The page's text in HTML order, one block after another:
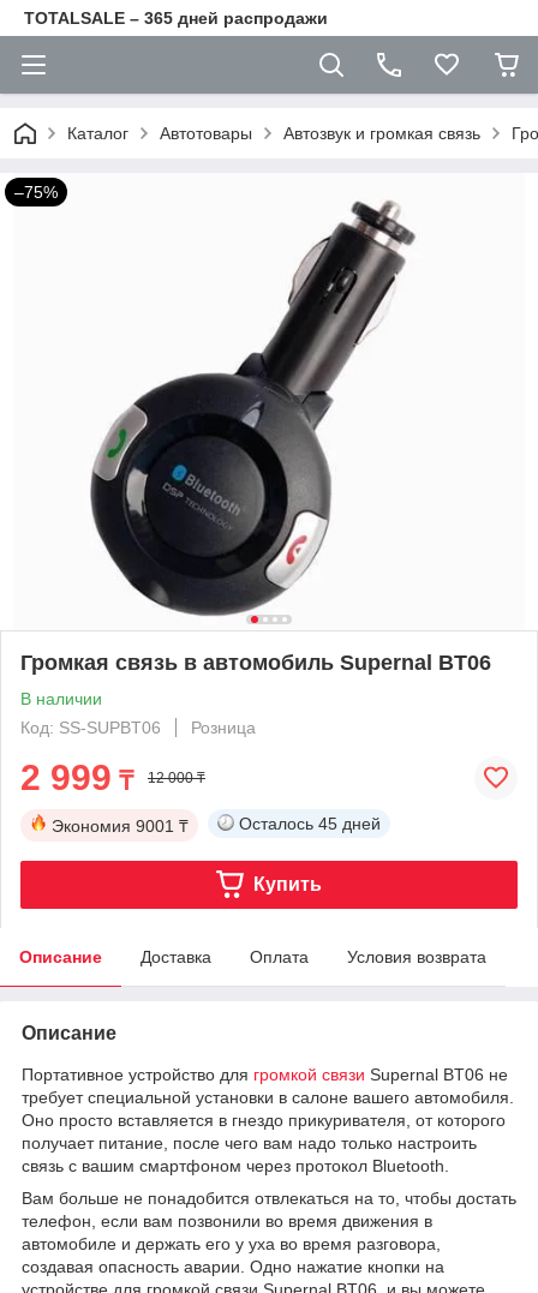
TOTALSALE – 365 дней распродажи
Каталог Автотовары Автозвук и громкая связь
–75%
Громкая связь в автомобиль Supernal BT06
В наличии
Код: SS-SUPBT06
Розница
2 999 ₸ 12 000 ₸
Экономия 9001 ₸ Осталось 45 дней
Купить
Описание Доставка Оплата Условия возврата
Описание
Портативное устройство для громкой связи Supernal BT06 не
требует специальной установки в салоне вашего автомобиля.
Оно просто вставляется в гнездо прикуривателя, от которого
получает питание, после чего вам надо только настроить
связь с вашим смартфоном через протокол Bluetooth.
Вам больше не понадобится отвлекаться на то, чтобы достать
телефон, если вам позвонили во время движения в
автомобиле и держать его у уха во время разговора,
создавая опасность аварии. Одно нажатие кнопки на
устройстве для громкой связи Supernal BT06, и вы можете